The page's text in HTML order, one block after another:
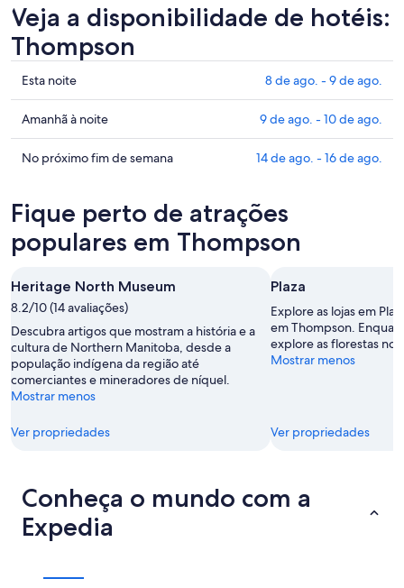
Veja a disponibilidade de hotéis:
Thompson
Confira
os
preços
em
Thompson
noite,
de
-
9
de
ago.
Esta noite 8 de ago. - 9 de ago.
Confira
os
preços
para
amanhã
à
9
de
ago.
-
10
de
ago.
Amanhã à noite 9 de ago. - 10 de ago.
Confira
em
Thompson
para
próximo
fim
de
semana,
14
de
ago.
16
No próximo fim de semana 14 de ago. - 16 de ago.
Fique perto de atrações
populares em Thompson
Heritage North Museum
8.2/10 (14 avaliações)
Descubra artigos que mostram a história e a
cultura de Northern Manitoba, desde a
população indígena da região até
comerciantes e mineradores de níquel.
Mostrar menos
Ver propriedades
Plaza
Explore as lojas em
em Thompson.
explore as florestas no
Mostrar menos
Ver propriedades
Conheça o mundo com a
Expedia